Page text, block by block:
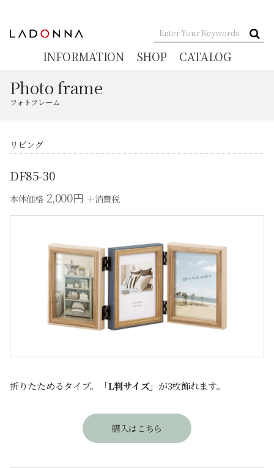
Photo frame
フォトフレーム
リビング
DF85-30
本体価格 2,000円 ＋消費税
折りたためるタイプ。 「L判サイズ」 が3枚飾れます。
購入はこちら
INFORMATION SHOP CATALOG